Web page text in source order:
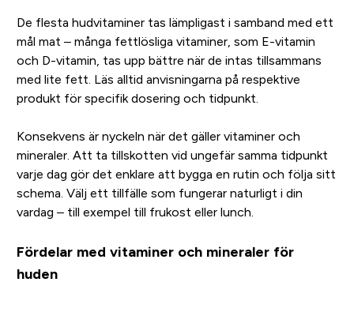
De flesta hudvitaminer tas lämpligast i samband med ett
mål mat – många fettlösliga vitaminer, som E-vitamin
och D-vitamin, tas upp bättre när de intas tillsammans
med lite fett. Läs alltid anvisningarna på respektive
produkt för specifik dosering och tidpunkt.
Konsekvens är nyckeln när det gäller vitaminer och
mineraler. Att ta tillskotten vid ungefär samma tidpunkt
varje dag gör det enklare att bygga en rutin och följa sitt
schema. Välj ett tillfälle som fungerar naturligt i din
vardag – till exempel till frukost eller lunch.
Fördelar med vitaminer och mineraler för
huden